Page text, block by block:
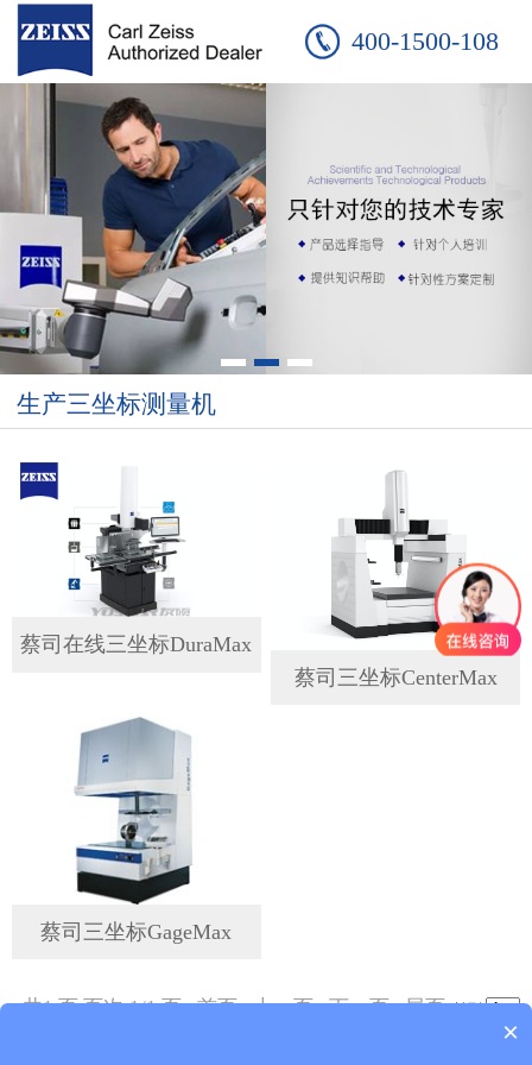
400-1500-108
生产三坐标测量机
蔡司在线三坐标DuraMax
蔡司三坐标CenterMax
蔡司三坐标GageMax
共1 页 页次:1/1 页 首页 上一页 下一页 尾页 转到
×